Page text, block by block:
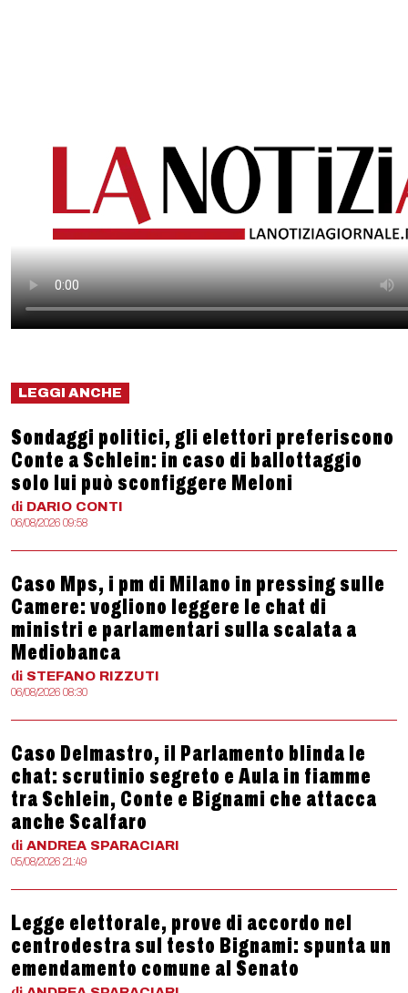
LEGGI ANCHE
Sondaggi politici, gli elettori preferiscono
Conte a Schlein: in caso di ballottaggio
solo lui può sconfiggere Meloni
di DARIO CONTI
06/08/2026 09:58
Caso Mps, i pm di Milano in pressing sulle
Camere: vogliono leggere le chat di
ministri e parlamentari sulla scalata a
Mediobanca
di STEFANO RIZZUTI
06/08/2026 08:30
Caso Delmastro, il Parlamento blinda le
chat: scrutinio segreto e Aula in fiamme
tra Schlein, Conte e Bignami che attacca
anche Scalfaro
di ANDREA SPARACIARI
05/08/2026 21:49
Legge elettorale, prove di accordo nel
centrodestra sul testo Bignami: spunta un
emendamento comune al Senato